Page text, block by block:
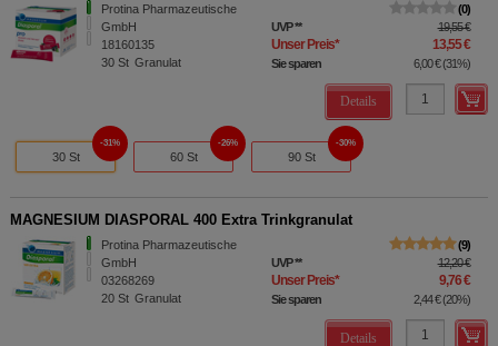
Protina Pharmazeutische
GmbH
18160135
30 St Granulat
0
UVP** 19,55 €
Unser Preis* 13,55 €
Sie sparen 6,00 €(31%)
Details
30 St
31%
60 St
26%
90 St
30%
MAGNESIUM DIASPORAL 400 Extra Trinkgranulat
Protina Pharmazeutische
GmbH
03268269
20 St Granulat
9
UVP** 12,20 €
Unser Preis* 9,76 €
Sie sparen 2,44 €(20%)
Details